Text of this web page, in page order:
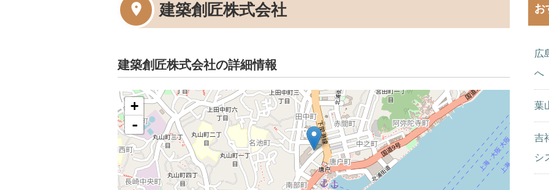
建築創匠株式会社
建築創匠株式会社の詳細情報
+
-
お
広
へ
葉
吉
シ